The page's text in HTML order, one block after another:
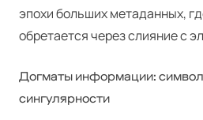
эпохи больших метаданных,
обретается через слияние с
Догматы информации: символ
сингулярности